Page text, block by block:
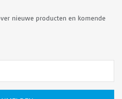
nieuwe producten en komende